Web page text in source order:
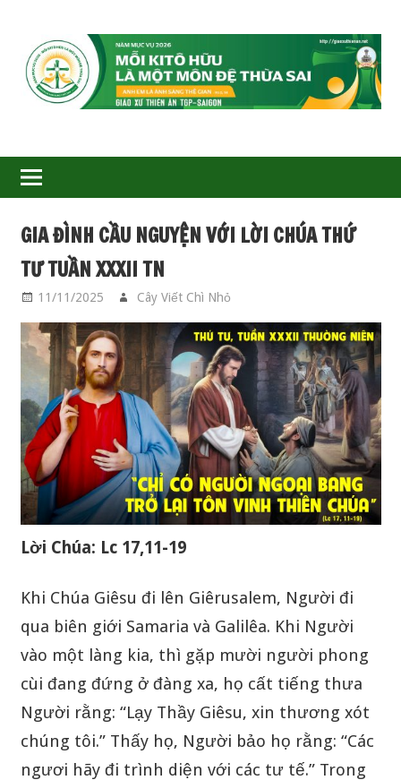
GIÁO
XỨ
THIÊN
ÂN-
TGP
SAIGON
GIA ĐÌNH CẦU NGUYỆN VỚI LỜI CHÚA THỨ
TƯ TUẦN XXXII TN
11/11/2025 Cây Viết Chì Nhỏ
Lời Chúa: Lc 17,11-19
Khi Chúa Giêsu đi lên Giêrusalem, Người đi
qua biên giới Samaria và Galilêa. Khi Người
vào một làng kia, thì gặp mười người phong
cùi đang đứng ở đàng xa, họ cất tiếng thưa
Người rằng: “Lạy Thầy Giêsu, xin thương xót
chúng tôi.” Thấy họ, Người bảo họ rằng: “Các
ngươi hãy đi trình diện với các tư tế.” Trong